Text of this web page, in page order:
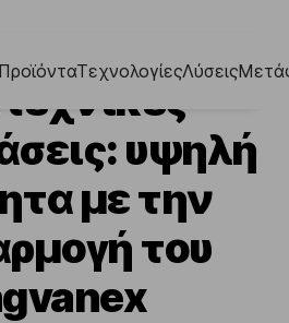
ΠροϊόνταΤεχνολογίεςΛύσεις
υψηλή
με την
του